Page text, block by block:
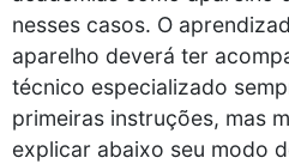
nesses casos. O
aparelho deverá ter
técnico especializado
primeiras instruções, mas
explicar abaixo seu modo